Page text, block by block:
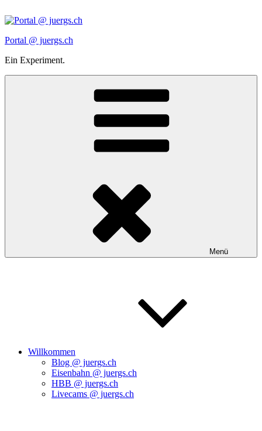
Inhalt
Portal @ juergs.ch
Ein Experiment.
Menü
Willkommen
Blog @ juergs.ch
Eisenbahn @ juergs.ch
HBB @ juergs.ch
Livecams @ juergs.ch